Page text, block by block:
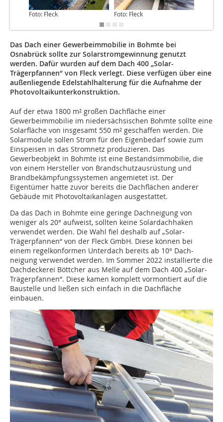
Foto: Fleck Foto: Fleck
Das Dach einer Gewerbeimmobilie in Bohmte bei
Osnabrück sollte zur Solarstromgewinnung genutzt
werden. Dafür wurden auf dem Dach 400 „Solar-
Trägerpfannen“ von Fleck verlegt. Diese verfügen über eine
außenliegende Edelstahlhalterung für die Aufnahme der
Photovoltaikunterkonstruktion.
Auf der etwa 1800 m² großen Dachfläche einer
Gewerbeimmobilie im niedersächsischen Bohmte sollte eine
Solarfläche von insgesamt 550 m² geschaffen werden. Die
Solarmodule sollen Strom für den Eigenbedarf sowie zum
Einspeisen in das Stromnetz produzieren. Das
Gewerbeobjekt in Bohmte ist eine Bestandsimmobilie, die
von einem Hersteller von Brandschutzausrüstung und
Brandbekämpfungssystemen angemietet ist. Der
Eigentümer hatte zuvor bereits die Dachflächen anderer
Gebäude mit Photovoltaikanlagen ausgestattet.
Da das Dach in Bohmte eine geringe Dachneigung von
weniger als 20° aufweist, sollten keine Solardachhaken
verwendet werden. Die Wahl fiel deshalb auf „Solar-
Trägerpfannen“ von der Fleck GmbH. Diese können bei
einem regelkonformen Unterdach bereits ab 10° Dach-
neigung verwendet werden. Im Sommer 2022 installierte die
Dachdeckerei Böttcher aus Melle auf dem Dach 400 „Solar-
Trägerpfannen“. Diese kamen komplett vormontiert auf die
Baustelle und ließen sich einfach in die Dachfläche
einbauen.